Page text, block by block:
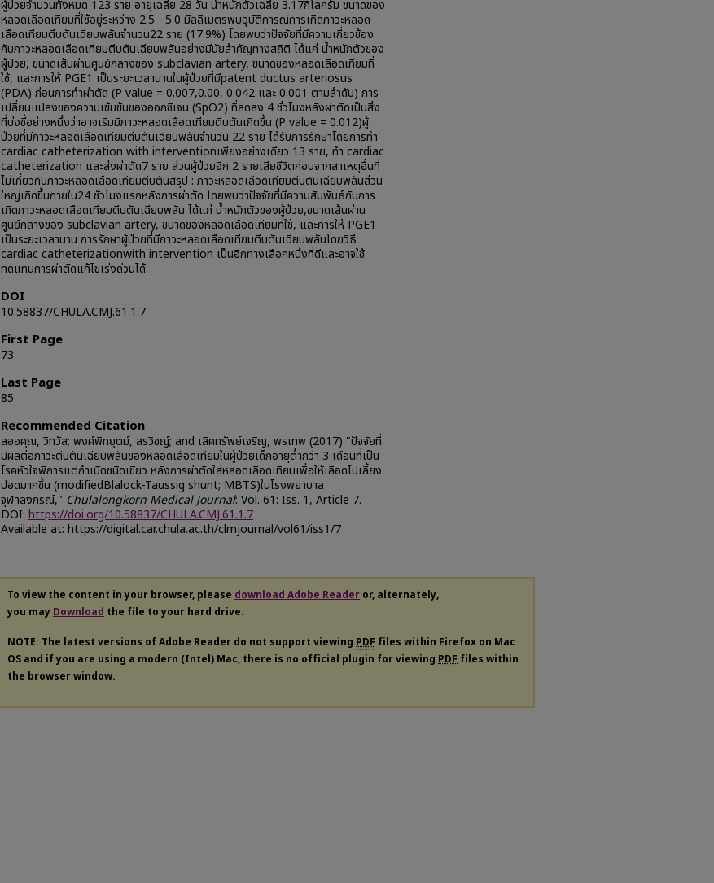
ผู้ป่วยจำนวนทั้งหมด 123 ราย อายุเฉลี่ย 28 วัน น้ำหนักตัวเฉลี่ย 3.17กิโลกรัม ขนาดของ
หลอดเลือดเทียมที่ใช้อยู่ระหว่าง 2.5 - 5.0 มิลลิเมตรพบอุบัติการณ์การเกิดภาวะหลอด
เลือดเทียมตีบตันเฉียบพลันจำนวน22 ราย (17.9%) โดยพบว่าปัจจัยที่มีความเกี่ยวข้อง
กับภาวะหลอดเลือดเทียมตีบตันเฉียบพลันอย่างมีนัยสำคัญทางสถิติ ได้แก่ น้ำหนักตัวของ
ผู้ป่วย, ขนาดเส้นผ่านศูนย์กลางของ subclavian artery, ขนาดของหลอดเลือดเทียมที่
ใช้, และการให้ PGE1 เป็นระยะเวลานานในผู้ป่วยที่มีpatent ductus arteriosus
(PDA) ก่อนการทำผ่าตัด (P value = 0.007,0.00, 0.042 และ 0.001 ตามลำดับ) การ
เปลี่ยนแปลงของความเข้มข้นของออกซิเจน (SpO2) ที่ลดลง 4 ชั่วโมงหลังผ่าตัดเป็นสิ่ง
ที่บ่งชี้อย่างหนึ่งว่าอาจเริ่มมีภาวะหลอดเลือดเทียมตีบตันเกิดขึ้น (P value = 0.012)ผู้
ป่วยที่มีภาวะหลอดเลือดเทียมตีบตันเฉียบพลันจำนวน 22 ราย ได้รับการรักษาโดยการทำ
cardiac catheterization with interventionเพียงอย่างเดียว 13 ราย, ทำ cardiac
catheterization และส่งผ่าตัด7 ราย ส่วนผู้ป่วยอีก 2 รายเสียชีวิตก่อนจากสาเหตุอื่นที่
ไม่เกี่ยวกับภาวะหลอดเลือดเทียมตีบตันสรุป : ภาวะหลอดเลือดเทียมตีบตันเฉียบพลันส่วน
ใหญ่เกิดขึ้นภายใน24 ชั่วโมงแรกหลังการผ่าตัด โดยพบว่าปัจจัยที่มีความสัมพันธ์กับการ
เกิดภาวะหลอดเลือดเทียมตีบตันเฉียบพลัน ได้แก่ น้ำหนักตัวของผู้ป่วย,ขนาดเส้นผ่าน
ศูนย์กลางของ subclavian artery, ขนาดของหลอดเลือดเทียมที่ใช้, และการให้ PGE1
เป็นระยะเวลานาน การรักษาผู้ป่วยที่มีภาวะหลอดเลือดเทียมตีบตันเฉียบพลันโดยวิธี
cardiac catheterizationwith intervention เป็นอีกทางเลือกหนึ่งที่ดีและอาจใช้
ทดแทนการผ่าตัดแก้ไขเร่งด่วนได้.
DOI
10.58837/CHULA.CMJ.61.1.7
First Page
73
Last Page
85
Recommended Citation
ลออคุณ, วิทวัส; พงศ์พิทยุตม์, สรวิชญ์; and เลิศทรัพย์เจริญ, พรเทพ (2017) "ปัจจัยที่
มีผลต่อภาวะตีบตันเฉียบพลันของหลอดเลือดเทียมในผู้ป่วยเด็กอายุต่ำกว่า 3 เดือนที่เป็น
โรคหัวใจพิการแต่กำเนิดชนิดเขียว หลังการผ่าตัดใส่หลอดเลือดเทียมเพื่อให้เลือดไปเลี้ยง
ปอดมากขึ้น (modifiedBlalock-Taussig shunt; MBTS)ในโรงพยาบาล
จุฬาลงกรณ์," Chulalongkorn Medical Journal: Vol. 61: Iss. 1, Article 7.
DOI: https://doi.org/10.58837/CHULA.CMJ.61.1.7
Available at: https://digital.car.chula.ac.th/clmjournal/vol61/iss1/7
To view the content in your browser, please download Adobe Reader or, alternately,
you may Download the file to your hard drive.
NOTE: The latest versions of Adobe Reader do not support viewing PDF files within Firefox on Mac
OS and if you are using a modern (Intel) Mac, there is no official plugin for viewing PDF files within
the browser window.